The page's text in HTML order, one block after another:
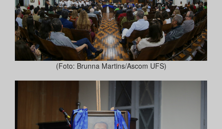
(Foto: Brunna Martins/Ascom UFS)